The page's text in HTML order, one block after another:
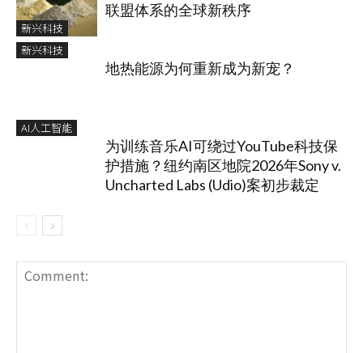
新兴科技
联盟体系的全球新秩序
新兴科技
地热能源为何重新成为新宠？
AI人工智能
为训练音乐AI可绕过YouTube科技保
护措施？纽约南区地院2026年Sony v.
Uncharted Labs (Udio)案初步裁定